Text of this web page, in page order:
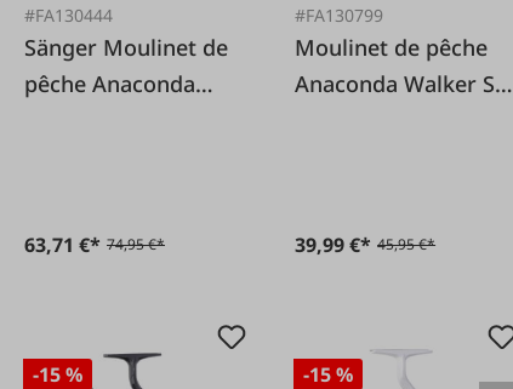
#FA130444
Sänger Moulinet de
pêche Anaconda
63,71 €* 74,95 €*
#FA130799
Moulinet de pêche
Anaconda Walker ST-
39,99 €* 45,95 €*
-15 % -15 %